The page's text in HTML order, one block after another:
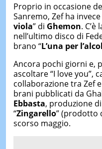
Proprio in occasione
Sanremo, Zef ha
viola” di Ghemon.
nell’ultimo disco di
brano “L’una per l’alcol
Ancora pochi giorni e,
ascoltare “I love you”,
collaborazione tra Zef
brani pubblicati da
Ebbasta, produzione di
“Zingarello” (prodotto
scorso maggio.